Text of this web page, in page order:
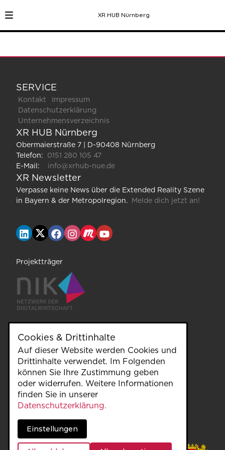
XR HUB Nürnberg
SERVICE
Kontakt
Impressum
Datenschutzerklärung
Unternehmensverzeichnis
XR HUB Nürnberg
Obermaierstraße 7 | D-90408 Nürnberg
Telefon:
0151 280 105 47
E-Mail:
info@xrhub-nue.de
XR Newsletter
Verpasse keine News über die Extended Reality Szene
in Bayern & der Metropolregion.
Melde dich jetzt an!
Projektträger
unterstützt durch
gefördert durch
Cookies & Drittinhalte
Auf dieser Website werden Cookies und
Drittinhalte verwendet. Im Folgenden
können Sie Ihre Zustimmung geben
oder widerrufen. Weitere Informationen
finden Sie in unserer
Datenschutzerklärung.
Einstellungen